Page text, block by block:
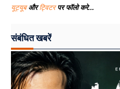
यूट्यूबऔरट्विटरपर फॉलो करे...
संबंधित खबरें